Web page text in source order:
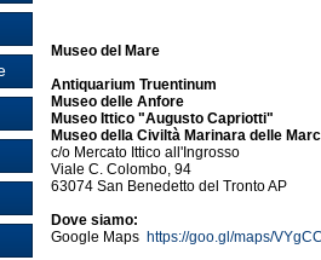
Museo del Mare
Antiquarium Truentinum
Museo delle Anfore
Museo Ittico "Augusto Capriotti"
Museo della Civiltà Marinara delle
c/o Mercato Ittico all'Ingrosso
Viale C. Colombo, 94
63074 San Benedetto del Tronto AP
Dove siamo:
Google Maps https://goo.gl/maps/